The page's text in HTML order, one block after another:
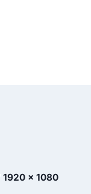
1920 x 1080